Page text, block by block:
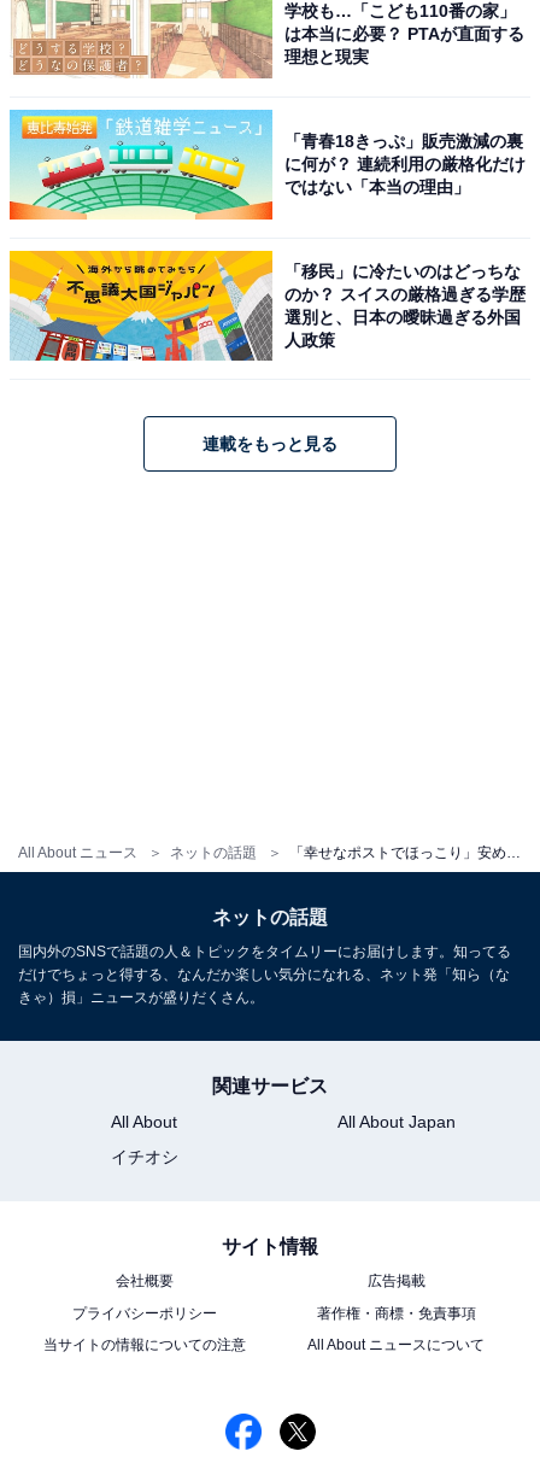
All About ニュース ネットの話題 「幸せなポストでほっこり」安めぐみ、娘たちの幸せあふれるツーショットに反響！ 「素敵なご家族」
学校も…「こども110番の家」
は本当に必要？ PTAが直面する
理想と現実
「青春18きっぷ」販売激減の裏
に何が？ 連続利用の厳格化だけ
ではない「本当の理由」
「移民」に冷たいのはどっちな
のか？ スイスの厳格過ぎる学歴
選別と、日本の曖昧過ぎる外国
人政策
連載をもっと見る
ネットの話題
国内外のSNSで話題の人＆トピックをタイムリーにお届けします。知ってる
だけでちょっと得する、なんだか楽しい気分になれる、ネット発「知ら（な
きゃ）損」ニュースが盛りだくさん。
関連サービス
All About
All About Japan
イチオシ
サイト情報
会社概要
広告掲載
プライバシーポリシー
著作権・商標・免責事項
当サイトの情報についての注意
All About ニュースについて